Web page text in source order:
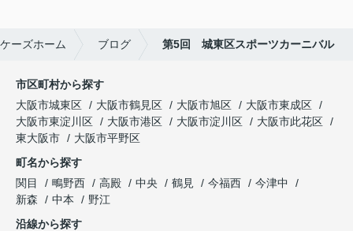
ーズホーム ブログ 第5回 城東区スポーツカーニバル
市区町村から探す
大阪市城東区
大阪市鶴見区 大阪市旭区
大阪市東成区
大阪市東淀川区
大阪市港区 大阪市淀川区
大阪市此花区
東大阪市
大阪市平野区
町名から探す
関目
鴫野西 高殿 中央 鶴見 今福西
今津中
新森
中本
野江
沿線から探す